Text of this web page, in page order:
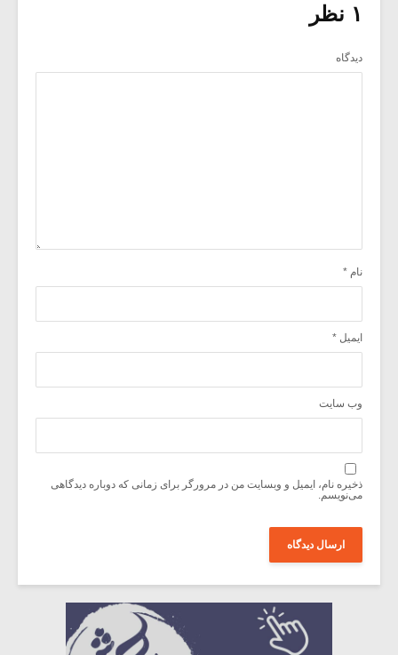
۱ نظر
دیدگاه
نام *
ایمیل *
وب‌ سایت
ذخیره نام، ایمیل و وبسایت من در مرورگر برای زمانی که دوباره دیدگاهی
می‌نویسم.